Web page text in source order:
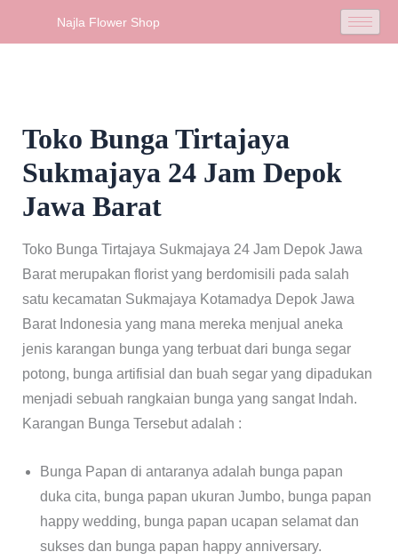
Najla Flower Shop
Toko Bunga Tirtajaya
Sukmajaya 24 Jam Depok
Jawa Barat
Toko Bunga Tirtajaya Sukmajaya 24 Jam Depok Jawa
Barat merupakan florist yang berdomisili pada salah
satu kecamatan Sukmajaya Kotamadya Depok Jawa
Barat Indonesia yang mana mereka menjual aneka
jenis karangan bunga yang terbuat dari bunga segar
potong, bunga artifisial dan buah segar yang dipadukan
menjadi sebuah rangkaian bunga yang sangat Indah.
Karangan Bunga Tersebut adalah :
Bunga Papan di antaranya adalah bunga papan
duka cita, bunga papan ukuran Jumbo, bunga papan
happy wedding, bunga papan ucapan selamat dan
sukses dan bunga papan happy anniversary.